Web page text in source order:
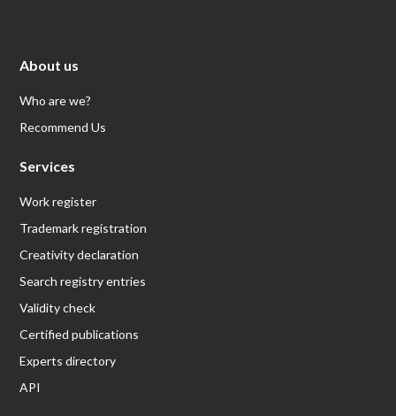
About us
Who are we?
Recommend Us
Services
Work register
Trademark registration
Creativity declaration
Search registry entries
Validity check
Certified publications
Experts directory
API